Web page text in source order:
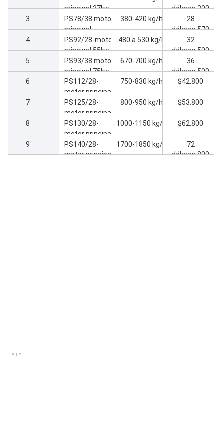
principal
PS67/28
principal 37kw
Extrusora
dólares.200
3
PS78/38 motor
principal
máquina de
extrusão de 45
kW
380-420 kg/h
28
dólares.570
4
PS92/28-motor
principal 55kw
Máquina de
extrusão
480 a 530 kg/h
32
dólares.500
5
PS93/38 motor
principal 75kw
Máquina de
extrusão
670-700 kg/h
36
dólares.500
6
PS112/28-
motor principal
90 kW Máquina
de extrusão
750-830 kg/h $42.800
7
PS125/28-
motor principal
110kw Máquina
de extrusão
800-950 kg/h $53.800
8
PS130/28-
motor principal
132kw Máquina
de extrusão
1000-1150 kg/h $62.800
9
PS140/28-
motor principal
1700-1850 kg/h
72
dólares.800